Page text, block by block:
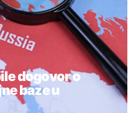
dogovor o
baze u